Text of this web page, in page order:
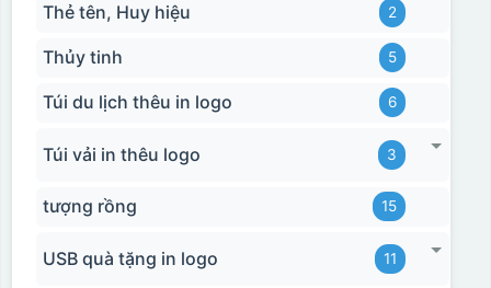
Thẻ tên, Huy hiệu 2
Thủy tinh 5
Túi du lịch thêu in logo 6
Túi vải in thêu logo 3
tượng rồng 15
USB quà tặng in logo 11